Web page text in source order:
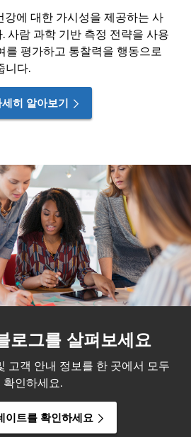
강에 대한 가시성을 제공하는 사
사람 과학 기반 측정 전략을 사용
를 평가하고 통찰력을 행동으로
니다.
히 알아보기
로그를 살펴보세요
고객 안내 정보를 한 곳에서 모두
확인하세요.
이트를 확인하세요